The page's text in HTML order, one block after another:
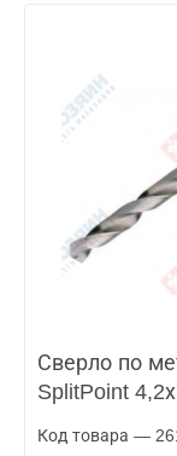
Сверло по
SplitPoint
Код товара —